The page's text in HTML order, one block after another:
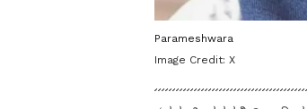
Parameshwara
Image Credit: X